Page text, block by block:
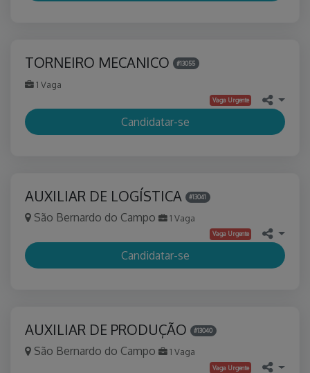
TORNEIRO MECANICO #13055
1 Vaga
Vaga Urgente
Candidatar-se
AUXILIAR DE LOGÍSTICA #13041
São Bernardo do Campo 1 Vaga
Vaga Urgente
Candidatar-se
AUXILIAR DE PRODUÇÃO #13040
São Bernardo do Campo 1 Vaga
Vaga Urgente